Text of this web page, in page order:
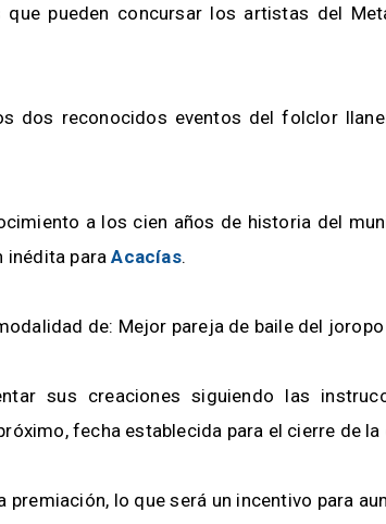
pueden concursar los artistas del
dos reconocidos eventos del folclor
a los cien años de historia del
inédita para Acacías.
de: Mejor pareja de baile del
sus creaciones siguiendo las
fecha establecida para el cierre de la
premiación, lo que será un incentivo para